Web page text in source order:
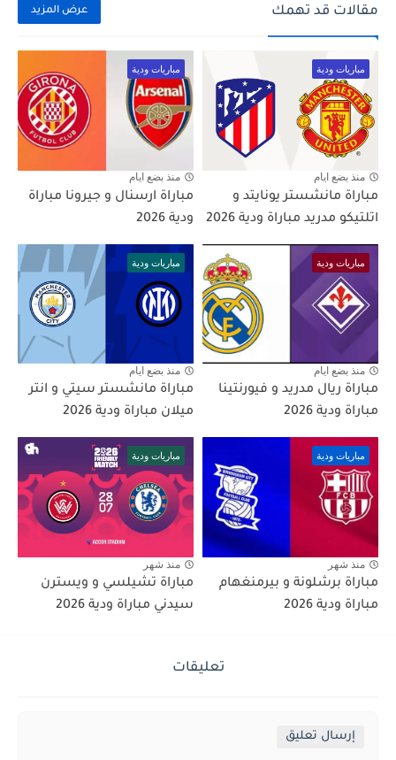
مقالات قد تهمك عرض المزيد
مباريات ودية
منذ بضع ايام
مباراة مانشستر يونايتد و
اتلتيكو مدريد مباراة ودية 2026
مباريات ودية
منذ بضع ايام
مباراة ارسنال و جيرونا مباراة
ودية 2026
مباريات ودية
منذ بضع ايام
مباراة ريال مدريد و فيورنتينا
مباراة ودية 2026
مباريات ودية
منذ بضع ايام
مباراة مانشستر سيتي و انتر
ميلان مباراة ودية 2026
مباريات ودية
منذ شهر
مباراة برشلونة و بيرمنغهام
مباراة ودية 2026
مباريات ودية
منذ شهر
مباراة تشيلسي و ويسترن
سيدني مباراة ودية 2026
تعليقات
إرسال تعليق